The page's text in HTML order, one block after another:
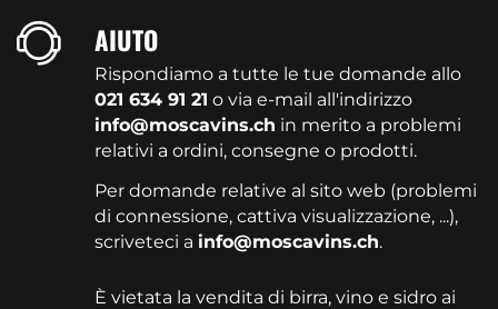
AIUTO
Rispondiamo a tutte le tue domande allo
021 634 91 21 o via e-mail all'indirizzo
info@moscavins.ch in merito a problemi
relativi a ordini, consegne o prodotti.
Per domande relative al sito web (problemi
di connessione, cattiva visualizzazione, ...),
scriveteci a info@moscavins.ch.
È vietata la vendita di birra, vino e sidro ai